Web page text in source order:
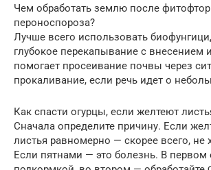
Чем обработать землю после
пероноспороза?
Лучше всего использовать
глубокое перекапывание с внесением
помогает просеивание почвы через
прокаливание, если речь идет о
Как спасти огурцы, если желтеют
Сначала определите причину. Если
листья равномерно — скорее всего, не
Если пятнами — это болезнь. В первом